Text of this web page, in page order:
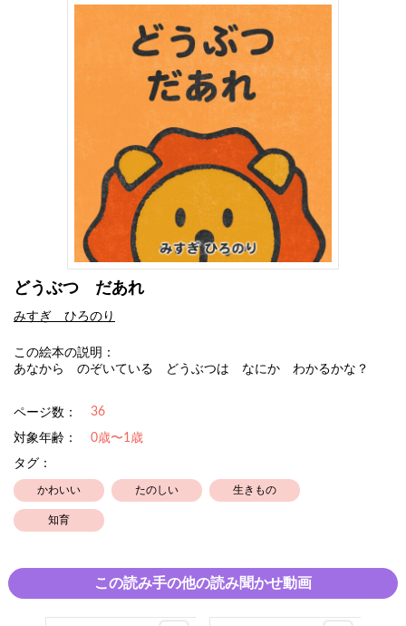
どうぶつ だあれ
みすぎ ひろのり
この絵本の説明：
あなから のぞいている どうぶつは なにか わかるかな？
ページ数： 36
対象年齢：
0歳〜1歳
タグ：
かわいい たのしい 生きもの
知育
この読み手の他の読み聞かせ動画